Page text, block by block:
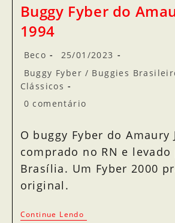
Buggy Fyber do
1994
Beco
25/01/2023
Buggy Fyber / Buggies
Clássicos
0 comentário
O buggy Fyber do Amaury
comprado no RN e levado
Brasília. Um Fyber 2000
original.
Continue Lendo